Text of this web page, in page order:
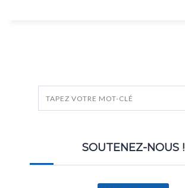
SOUTENEZ-NOUS !